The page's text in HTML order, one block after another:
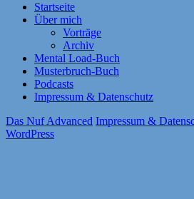
Startseite
Über mich
Vorträge
Archiv
Mental Load-Buch
Musterbruch-Buch
Podcasts
Impressum & Datenschutz
Das Nuf Advanced Impressum &
WordPress